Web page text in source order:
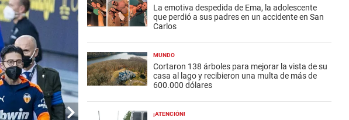
La emotiva despedida de Ema, la adolescente
que perdió a sus padres en un accidente en San
Carlos
MUNDO
Cortaron 138 árboles para mejorar la vista de su
casa al lago y recibieron una multa de más de
600.000 dólares
¡ATENCIÓN!